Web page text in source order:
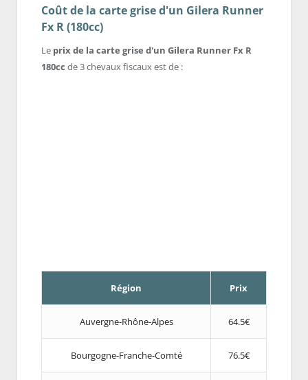
Coût de la carte grise d'un Gilera Runner
Fx R (180cc)
Le prix de la carte grise d'un Gilera Runner Fx R
180cc de 3 chevaux fiscaux est de :
Région Prix
Auvergne-Rhône-Alpes 64.5€
Bourgogne-Franche-Comté 76.5€